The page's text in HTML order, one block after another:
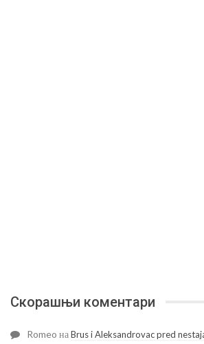
Скорашњи коментари
Romeo наBrus i Aleksandrovac pred